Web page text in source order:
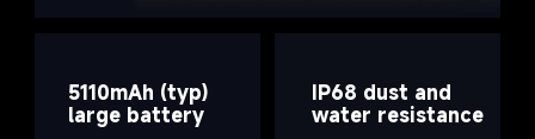
5110mAh (typ)
large battery
IP68 dust and
water resistance